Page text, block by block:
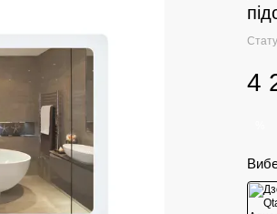
4